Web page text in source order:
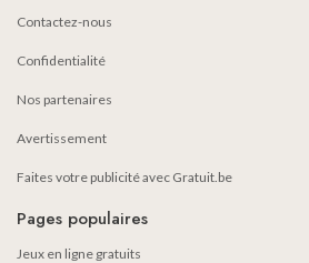
Contactez-nous
Confidentialité
Nos partenaires
Avertissement
Faites votre publicité avec Gratuit.be
Pages populaires
Jeux en ligne gratuits